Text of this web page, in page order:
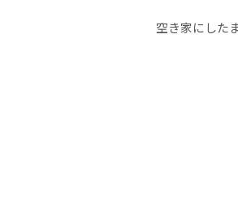
空き家にした